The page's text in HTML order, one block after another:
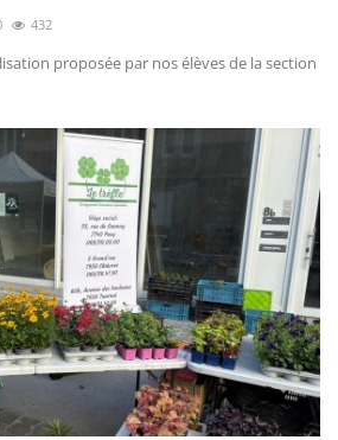
432
proposée par nos élèves de la section